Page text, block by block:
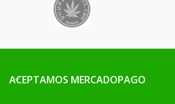
ACEPTAMOS MERCADOPAGO